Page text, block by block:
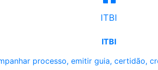
ITBI
ITBI
processo, emitir guia, certidão,